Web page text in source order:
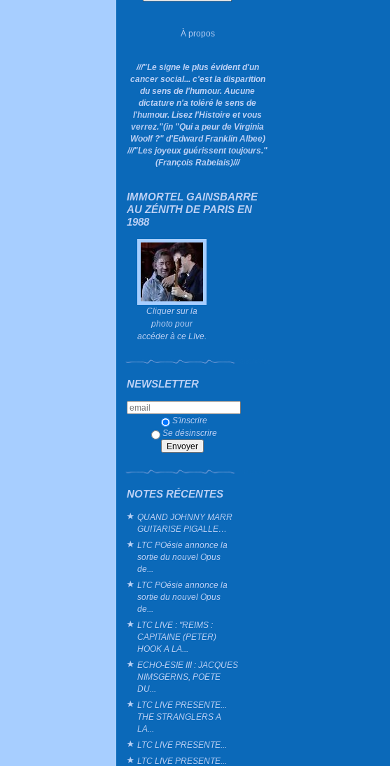
À propos
///"Le signe le plus évident d'un
cancer social... c'est la disparition
du sens de l'humour. Aucune
dictature n'a toléré le sens de
l'humour. Lisez l'Histoire et vous
verrez."(in "Qui a peur de Virginia
Woolf ?"d'Edward Franklin Albee)
///"Les joyeux guérissent toujours."
(François Rabelais)///
IMMORTEL GAINSBARRE
AU ZÉNITH DE PARIS EN
1988
Cliquer sur la
photo pour
accéder à ce LIve.
NEWSLETTER
S'inscrire
Se désinscrire
NOTES RÉCENTES
QUAND JOHNNY MARR
GUITARISE PIGALLE…
LTC POésie annonce la
sortie du nouvel Opus
de...
LTC POésie annonce la
sortie du nouvel Opus
de...
LTC LIVE : "REIMS :
CAPITAINE (PETER)
HOOK A LA...
ECHO-ESIE III : JACQUES
NIMSGERNS, POETE
DU...
LTC LIVE PRESENTE...
THE STRANGLERS A
LA...
LTC LIVE PRESENTE...
LTC LIVE PRESENTE...